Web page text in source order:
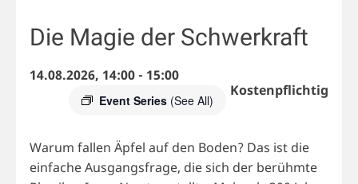
Die Magie der Schwerkraft
14.08.2026, 14:00- 15:00
Event Series (See All)
Kostenpflichtig
Warum fallen Äpfel auf den Boden? Das ist die
einfache Ausgangsfrage, die sich der berühmte